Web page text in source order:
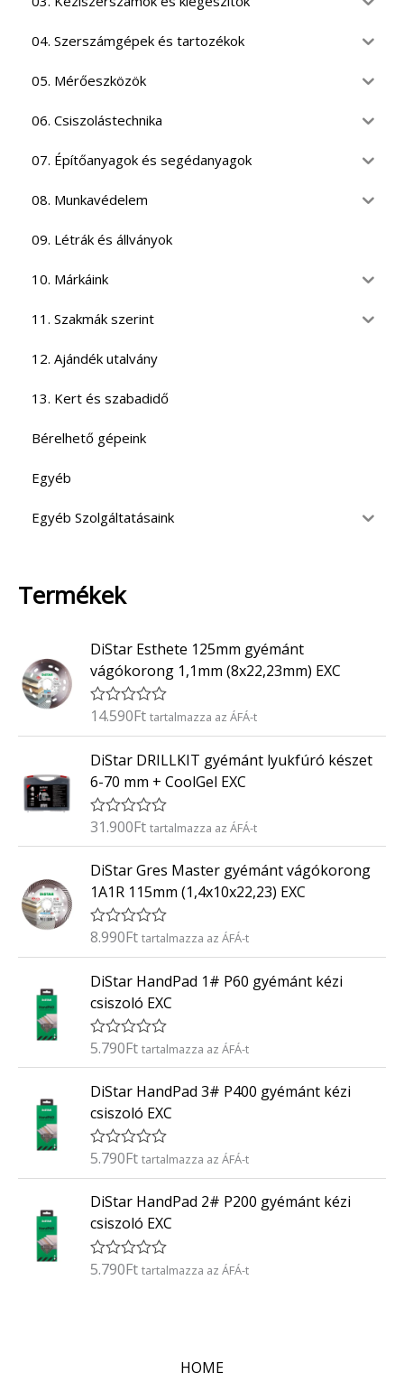
04. Szerszámgépek és tartozékok
05. Mérőeszközök
06. Csiszolástechnika
07. Építőanyagok és segédanyagok
08. Munkavédelem
09. Létrák és állványok
10. Márkáink
11. Szakmák szerint
12. Ajándék utalvány
13. Kert és szabadidő
Bérelhető gépeink
Egyéb
Egyéb Szolgáltatásaink
Termékek
DiStar Esthete 125mm gyémánt
vágókorong 1,1mm (8x22,23mm) EXC
É
é
k
e
l
é
s
:
/
5
14.590Ft tartalmazza az ÁFÁ-t
DiStar DRILLKIT gyémánt lyukfúró készet
6-70 mm + CoolGel EXC
É
é
k
e
l
s
:
/
5
31.900Ft tartalmazza az ÁFÁ-t
DiStar Gres Master gyémánt vágókorong
1A1R 115mm (1,4x10x22,23) EXC
É
é
e
l
é
s
:
/
5
8.990Ft tartalmazza az ÁFÁ-t
DiStar HandPad 1# P60 gyémánt kézi
csiszoló EXC
É
é
e
l
s
:
/
5
5.790Ft tartalmazza az ÁFÁ-t
DiStar HandPad 3# P400 gyémánt kézi
csiszoló EXC
É
é
e
l
é
s
5.790Ft tartalmazza az ÁFÁ-t
DiStar HandPad 2# P200 gyémánt kézi
csiszoló EXC
É
5.790Ft tartalmazza az ÁFÁ-t
HOME